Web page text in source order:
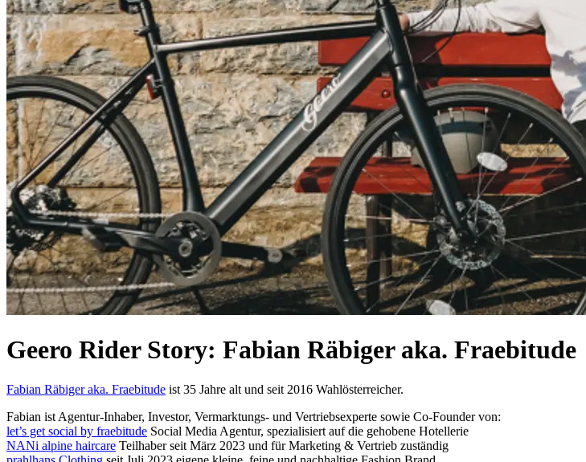
Geero Rider Story: Fabian Räbiger aka. Fraebitude
Fabian Räbiger aka. Fraebitude ist 35 Jahre alt und seit 2016 Wahlösterreicher.
Fabian ist Agentur-Inhaber, Investor, Vermarktungs- und Vertriebsexperte sowie Co-Founder von:
let’s get social by fraebitude Social Media Agentur, spezialisiert auf die gehobene Hotellerie
NANi alpine haircare Teilhaber seit März 2023 und für Marketing & Vertrieb zuständig